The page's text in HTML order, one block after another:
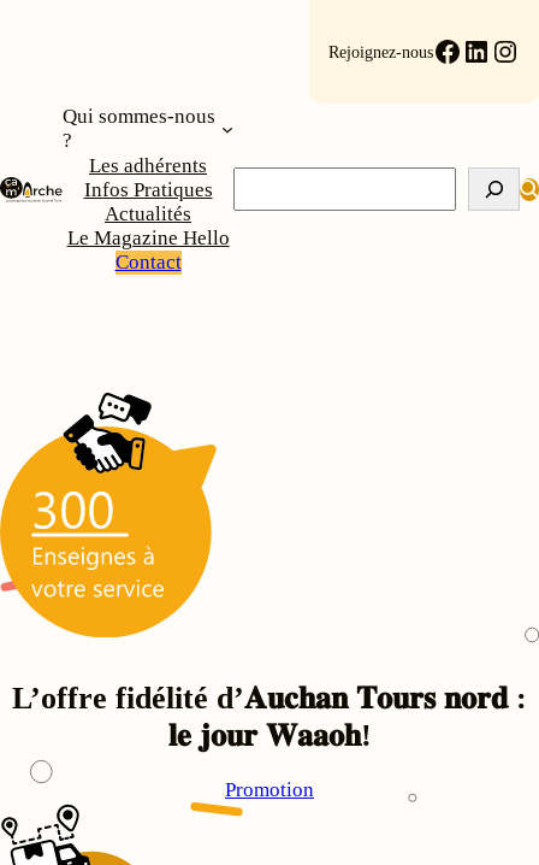
Rejoignez-nous
Qui sommes-nous
?
Les adhérents
Infos Pratiques
Actualités
Le Magazine Hello
Contact
L’offre fidélité d’𝐀𝐮𝐜𝐡𝐚𝐧 𝐓𝐨𝐮𝐫𝐬 𝐧𝐨𝐫𝐝 :
𝐥𝐞 𝐣𝐨𝐮𝐫 𝐖𝐚𝐚𝐨𝐡!
Promotion